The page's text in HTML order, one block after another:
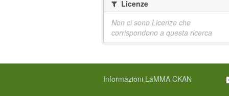
Licenze
Non ci sono Licenze che
corrispondono a questa ricerca
Informazioni LaMMA CKAN